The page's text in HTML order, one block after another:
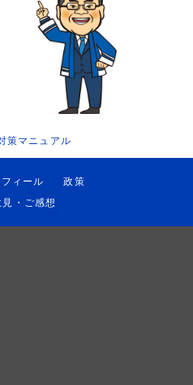
マニュアル
ィール
政策
見・ご感想